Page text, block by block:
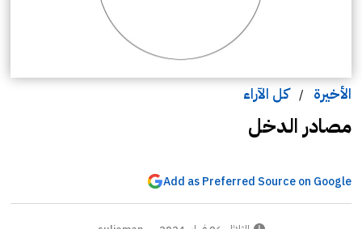
الأخيرة /كل الآراء
مصادر الدخل
Add as Preferred Source on Google